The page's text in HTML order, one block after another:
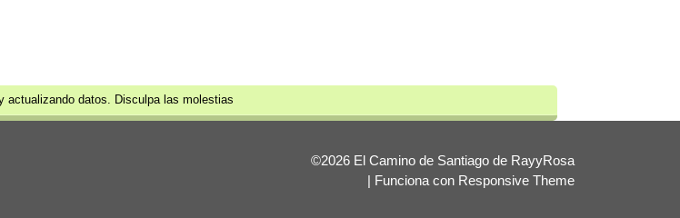
actualizando datos. Disculpa las molestias
©2026 El Camino de Santiago de RayyRosa
| Funciona con Responsive Theme